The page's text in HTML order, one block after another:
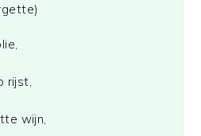
rijst,
wijn,